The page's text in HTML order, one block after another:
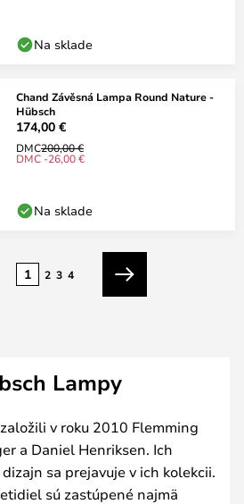
Na sklade
Chand Závěsná Lampa Round Nature -
Hübsch
174,00 €
DMC200,00 €
DMC -26,00 €
Na sklade
1 2 3 4
Ďalší
Lampy
v roku 2010 Flemming
a Daniel Henriksen. Ich
sa prejavuje v ich kolekcii.
sú zastúpené najmä